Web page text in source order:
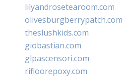
lilyandrosetearoom.com
olivesburgberrypatch.com
theslushkids.com
giobastian.com
glpascensori.com
rifloorepoxy.com